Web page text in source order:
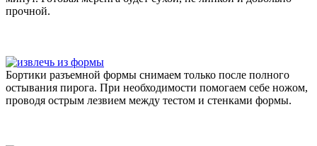
прочной.
Бортики разъемной формы снимаем только после полного
остывания пирога. При необходимости помогаем себе ножом,
проводя острым лезвием между тестом и стенками формы.